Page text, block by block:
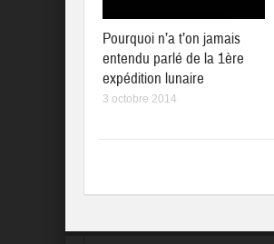
Pourquoi n’a t’on jamais
entendu parlé de la 1ère
expédition lunaire
3 octobre 2014